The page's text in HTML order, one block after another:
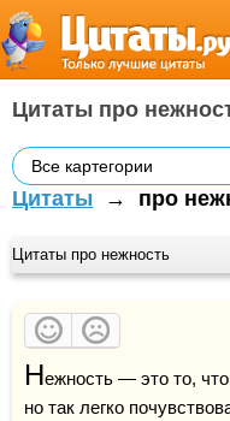
Цитаты про
Все картегории
Цитаты → про
Цитаты про нежность
Нежность — это то,
но так легко